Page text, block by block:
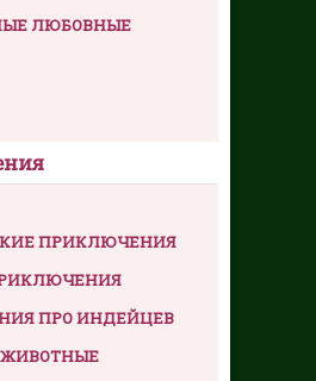
ЛЮБОВНЫЕ
ПРИКЛЮЧЕНИЯ
ПРО ИНДЕЙЦЕВ